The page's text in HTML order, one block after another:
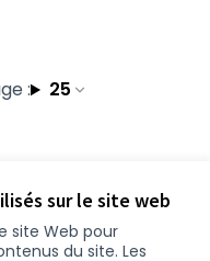
sur le site web
site Web pour
du site. Les
: 25